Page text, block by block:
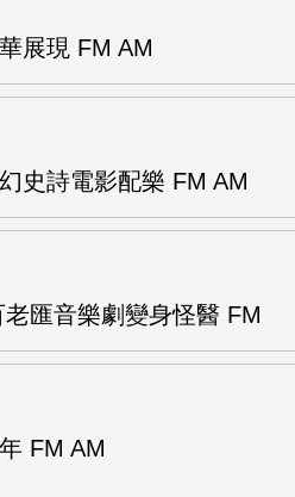
展現 FM AM
史詩電影配樂 FM AM
匯音樂劇變身怪醫 FM
FM AM